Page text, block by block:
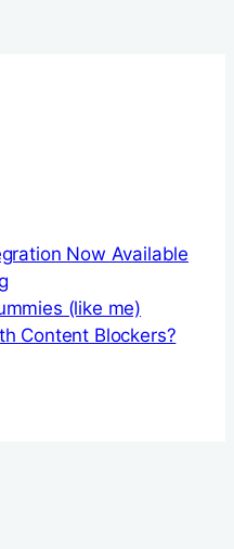
Now Available
(like me)
Content Blockers?